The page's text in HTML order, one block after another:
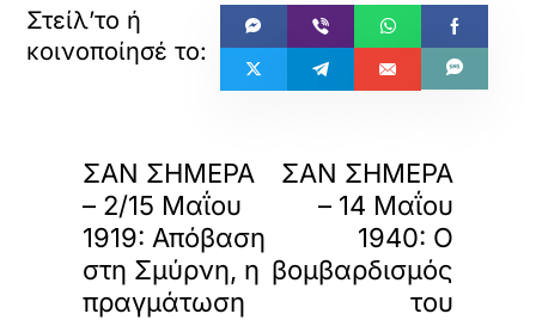
ΣΑΝ ΣΗΜΕΡΑ
– 2/15 Μαΐου
1919: Απόβαση
στη Σμύρνη, η
πραγμάτωση
ΣΑΝ ΣΗΜΕΡΑ
– 14 Μαΐου
1940: Ο
βομβαρδισμός
του